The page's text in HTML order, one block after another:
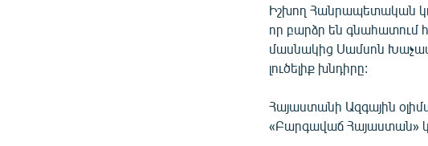
Իշխող Հանրապետական
որ բարձր են գնահատում
մասնակից Սամսոն
լուծելիք խնդիրը:
Հայաստանի Ազգային
«Բարգավաճ Հայաստան»